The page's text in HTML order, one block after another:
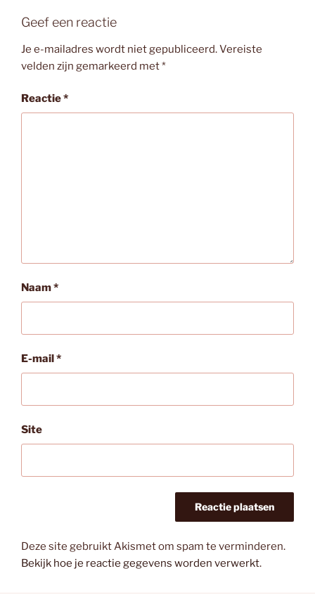
Geef een reactie
Je e-mailadres wordt niet gepubliceerd.Vereiste
velden zijn gemarkeerd met*
Reactie*
Naam*
E-mail*
Site
Deze site gebruikt Akismet om spam te verminderen.
Bekijk hoe je reactie gegevens worden verwerkt.